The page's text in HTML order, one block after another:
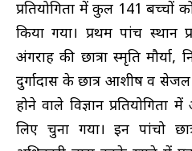
प्रतियोगिता में कुल 141 बच्चों
किया गया। प्रथम पांच स्थान
अंगराह की छात्रा स्मृति
दुर्गादास के छात्र आशीष व
होने वाले विज्ञान
लिए चुना गया। इन पांचो